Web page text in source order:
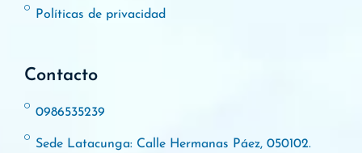
Políticas de privacidad
Contacto
0986535239
Sede Latacunga: Calle Hermanas Páez, 050102.